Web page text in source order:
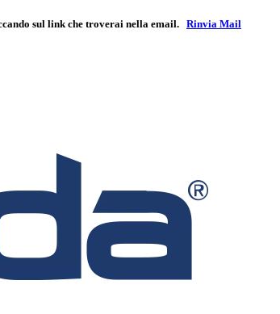
sul link che troverai nella email. Rinvia Mail